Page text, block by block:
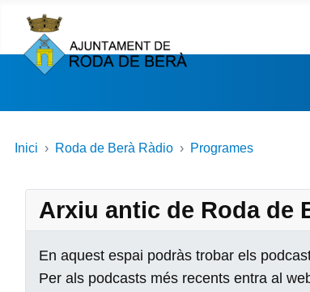
Inici Roda de Berà Ràdio Programes
Arxiu antic de Roda de
En aquest espai podràs trobar els
Per als podcasts més recents entra al